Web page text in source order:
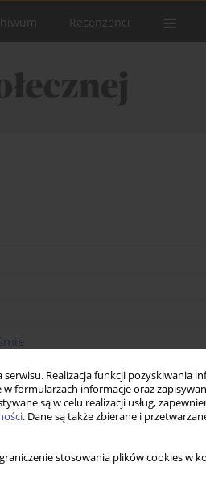
Realizacja funkcji pozyskiwania
formularzach informacje oraz
są w celu realizacji usług,
. Dane są także zbierane i
stosowania plików cookies w
Recenzenci